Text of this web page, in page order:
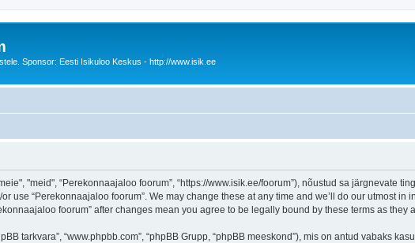
Sponsor: Eesti Isikuloo Keskus - http://www.isik.ee
"meid", “Perekonnaajaloo foorum”, “https://www.isik.ee/foorum”), nõustud sa järgnevate
use “Perekonnaajaloo foorum”. We may change these at any time and we’ll do our utmost in
foorum” after changes mean you agree to be legally bound by these terms as they
tarkvara”, “www.phpbb.com”, “phpBB Grupp, “phpBB meeskond”), mis on antud vabaks